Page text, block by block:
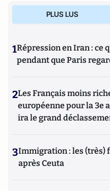
management et
manager auprès de
Economic Cell en 2013,
innovations et des
Politiques de Paris (PhD),
(DEA d'économie
Ecoles de Commerce
financière et métiers de la
l'Economie dans la plupart
(HEC, ESSEC, Sup de Co,
De sensibilité social-
PLUS LUS
1Répression en Iran : ce
pendant que Paris
2Les Français moins
européenne pour la 3e
ira le grand
3Immigration : les (très)
après Ceuta